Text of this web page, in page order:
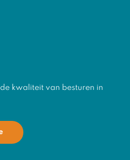
kwaliteit van besturen in